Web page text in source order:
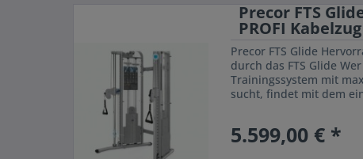
Precor FTS
PROFI
Precor FTS Glide
durch das FTS Glide
Trainingssystem mit
sucht, findet mit dem
5.599,00 € *